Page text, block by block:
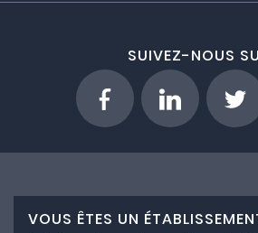
SUIVEZ-NOUS
VOUS ÊTES UN